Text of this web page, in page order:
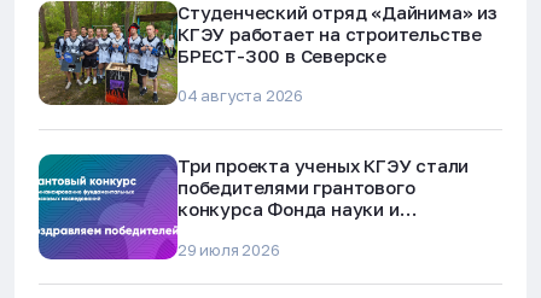
Студенческий отряд «Дайнима» из
КГЭУ работает на строительстве
БРЕСТ-300 в Северске
04 августа 2026
Три проекта ученых КГЭУ стали
победителями грантового
конкурса Фонда науки и
29 июля 2026